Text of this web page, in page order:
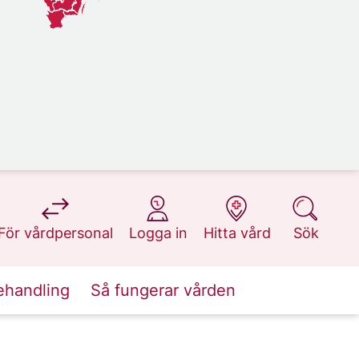
vårdpersonal
på 1177.se
Logga in
på 1177.se
Hitta vård
på 1177.se
Sök
på 1177.se
Så fungerar vården